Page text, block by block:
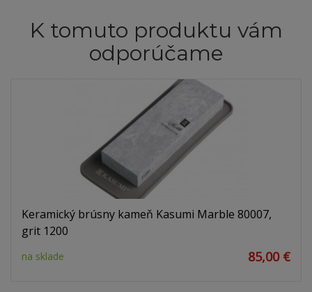
K tomuto produktu vám
odporúčame
Keramický brúsny kameň Kasumi Marble 80007,
grit 1200
na sklade 85,00 €